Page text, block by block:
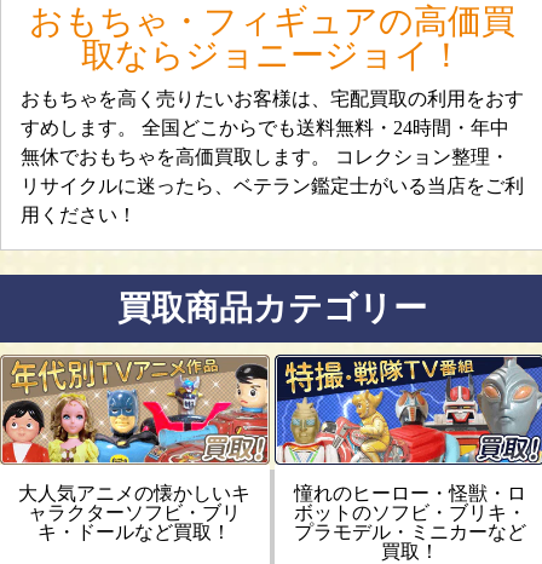
おもちゃ・フィギュアの高価買
取ならジョニージョイ！
おもちゃを高く売りたいお客様は、宅配買取の利用をおす
すめします。 全国どこからでも送料無料・24時間・年中
無休でおもちゃを高価買取します。 コレクション整理・
リサイクルに迷ったら、ベテラン鑑定士がいる当店をご利
用ください！
買取商品カテゴリー
大人気アニメの懐かしいキ
ャラクターソフビ・ブリ
キ・ドールなど買取！
憧れのヒーロー・怪獣・ロ
ボットのソフビ・ブリキ・
プラモデル・ミニカーなど
買取！